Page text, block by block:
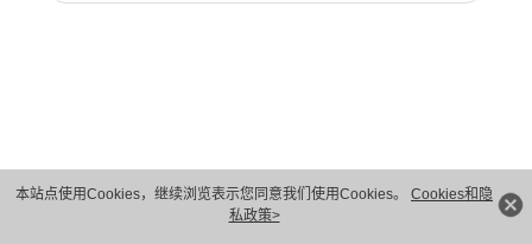
本站点使用Cookies，继续浏览表示您同意我们使用Cookies。 Cookies和隐
私政策>